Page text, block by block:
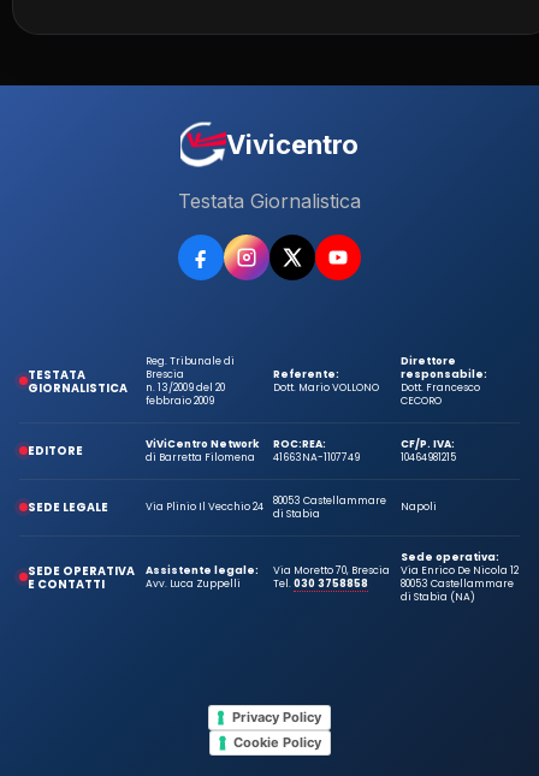
Vivicentro
Testata Giornalistica
TESTATA
GIORNALISTICA
Reg. Tribunale di
Brescia
n. 13/2009 del 20
febbraio 2009
Referente:
Dott. Mario VOLLONO
Direttore
responsabile:
Dott. Francesco
CECORO
EDITORE
ViViCentro Network
di Barretta Filomena
ROC:
41663
REA:
NA-1107749
CF/P. IVA:
10464981215
SEDE LEGALE Via Plinio Il Vecchio 24
80053 Castellammare
di Stabia
Napoli
SEDE OPERATIVA
E CONTATTI
Assistente legale:
Avv. Luca Zuppelli
Via Moretto 70, Brescia
Tel.030 3758858
Sede operativa:
Via Enrico De Nicola 12
80053 Castellammare
di Stabia (NA)
Privacy Policy
Cookie Policy